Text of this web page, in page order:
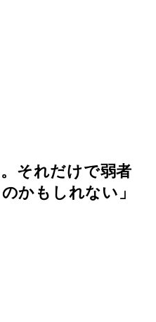
それだけで弱者
かもしれない」